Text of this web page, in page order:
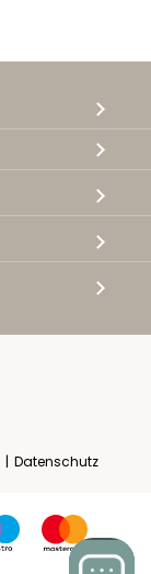
| Datenschutz